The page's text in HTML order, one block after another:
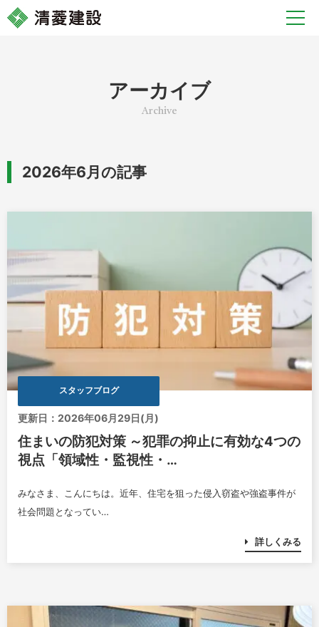
アーカイブ
2026年6月の記事
スタッフブログ
更新日：2026年06月29日(月)
住まいの防犯対策 ～犯罪の抑止に有効な4つの
視点「領域性・監視性・…
みなさま、こんにちは。近年、住宅を狙った侵入窃盗や強盗事件が
社会問題となってい…
詳しくみる